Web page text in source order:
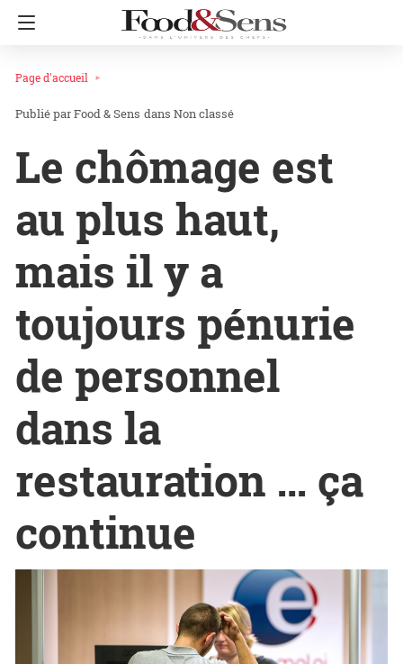
Page d'accueil
Food & Sens dans Non classé
Le chômage est
au plus haut,
mais il y a
toujours pénurie
de personnel
dans la
restauration … ça
continue